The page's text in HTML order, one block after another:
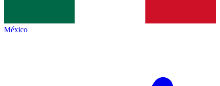
México